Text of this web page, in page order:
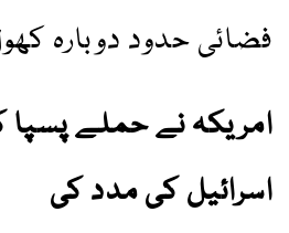
فضائی حدود دوبارہ
امریکہ نے حملے پسپا
اسرائیل کی مدد کی